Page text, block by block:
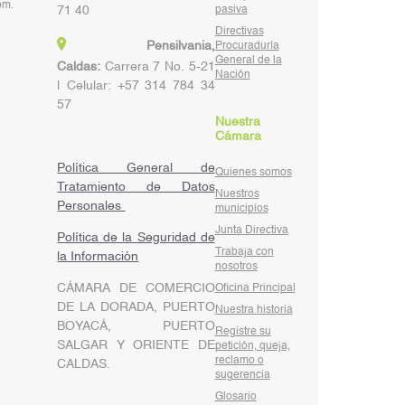
71 40
Pensilvania,
Caldas: Carrera 7 No. 5-21
| Celular: +57 314 784 34
57
Política General de
Tratamiento de Datos
Personales
Política de la Seguridad de
la Información
CÁMARA DE COMERCIO
DE LA DORADA, PUERTO
BOYACÁ, PUERTO
SALGAR Y ORIENTE DE
CALDAS.
pasiva
Directivas
Procuraduría
General de la
Nación
Nuestra
Cámara
Quienes somos
Nuestros
municipios
Junta Directiva
Trabaja con
nosotros
Oficina Principal
Nuestra historia
Registre su
petición, queja,
reclamo o
sugerencia
Glosario